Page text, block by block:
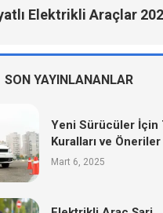
Elektrikli Araçlar
SON YAYINLANANLAR
Yeni Sürücüler İçin
Kuralları ve Öneriler
Mart 6, 2025